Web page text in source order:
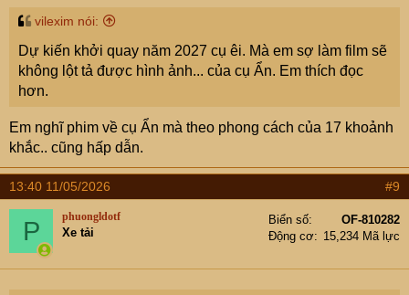
vilexim nói:
Dự kiến khởi quay năm 2027 cụ êi. Mà em sợ làm film sẽ
không lột tả được hình ảnh... của cụ Ẩn. Em thích đọc
hơn.
Em nghĩ phim về cụ Ẩn mà theo phong cách của 17 khoảnh
khắc.. cũng hấp dẫn.
13:40 11/05/2026 #9
P phuongldotf
Xe tải
Biển số
OF-810282
Động cơ
15,234 Mã lực